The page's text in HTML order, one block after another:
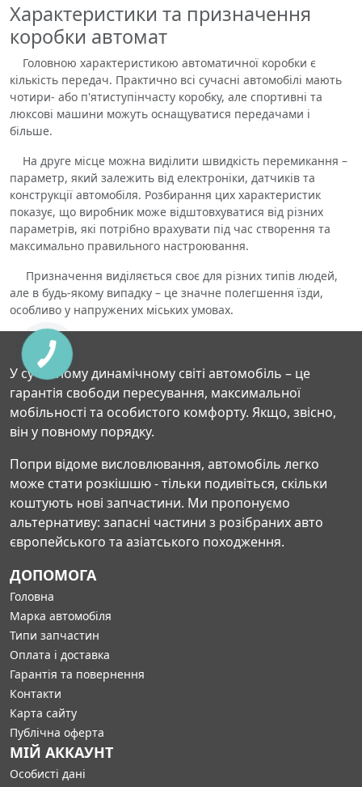
Характеристики та призначення
коробки автомат
Головною характеристикою автоматичної коробки є
кількість передач. Практично всі сучасні автомобілі мають
чотири- або п'ятиступінчасту коробку, але спортивні та
люксові машини можуть оснащуватися передачами і
більше.
На друге місце можна виділити швидкість перемикання –
параметр, який залежить від електроніки, датчиків та
конструкції автомобіля. Розбирання цих характеристик
показує, що виробник може відштовхуватися від різних
параметрів, які потрібно врахувати під час створення та
максимально правильного настроювання.
Призначення виділяється своє для різних типів людей,
але в будь-якому випадку – це значне полегшення їзди,
особливо у напружених міських умовах.
У сучасному динамічному світі автомобіль – це
гарантія свободи пересування, максимальної
мобільності та особистого комфорту. Якщо, звісно,
він у повному порядку.
Попри відоме висловлювання, автомобіль легко
може стати розкішшю - тільки подивіться, скільки
коштують нові запчастини. Ми пропонуємо
альтернативу: запасні частини з розібраних авто
європейського та азіатського походження.
ДОПОМОГА
Головна
Марка автомобіля
Типи запчастин
Оплата і доставка
Гарантія та повернення
Контакти
Карта сайту
Публічна оферта
МІЙ АККАУНТ
Особисті дані